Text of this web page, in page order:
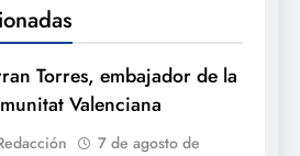
Torres, embajador de la
Valenciana
7 de agosto de